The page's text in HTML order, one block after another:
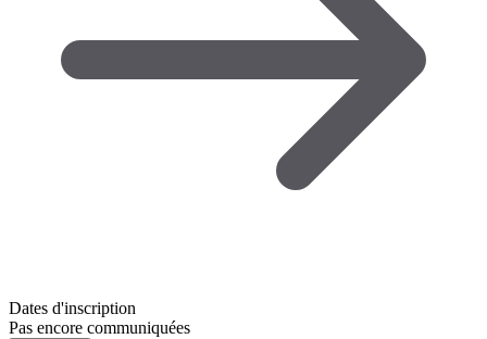
Dates d'inscription
Pas encore communiquées